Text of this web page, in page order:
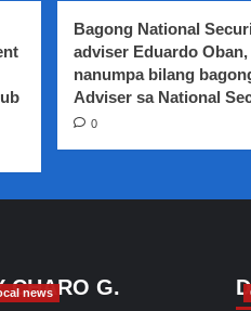
Bagong National
adviser Eduardo Oban,
nanumpa bilang
Adviser sa National
0
CHARO G.
news